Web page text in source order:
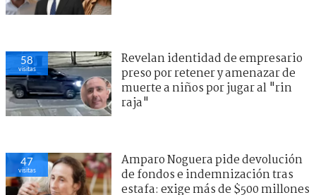
58
visitas
Revelan identidad de empresario
preso por retener y amenazar de
muerte a niños por jugar al "rin
raja"
47
visitas
Amparo Noguera pide devolución
de fondos e indemnización tras
estafa: exige más de $500 millones